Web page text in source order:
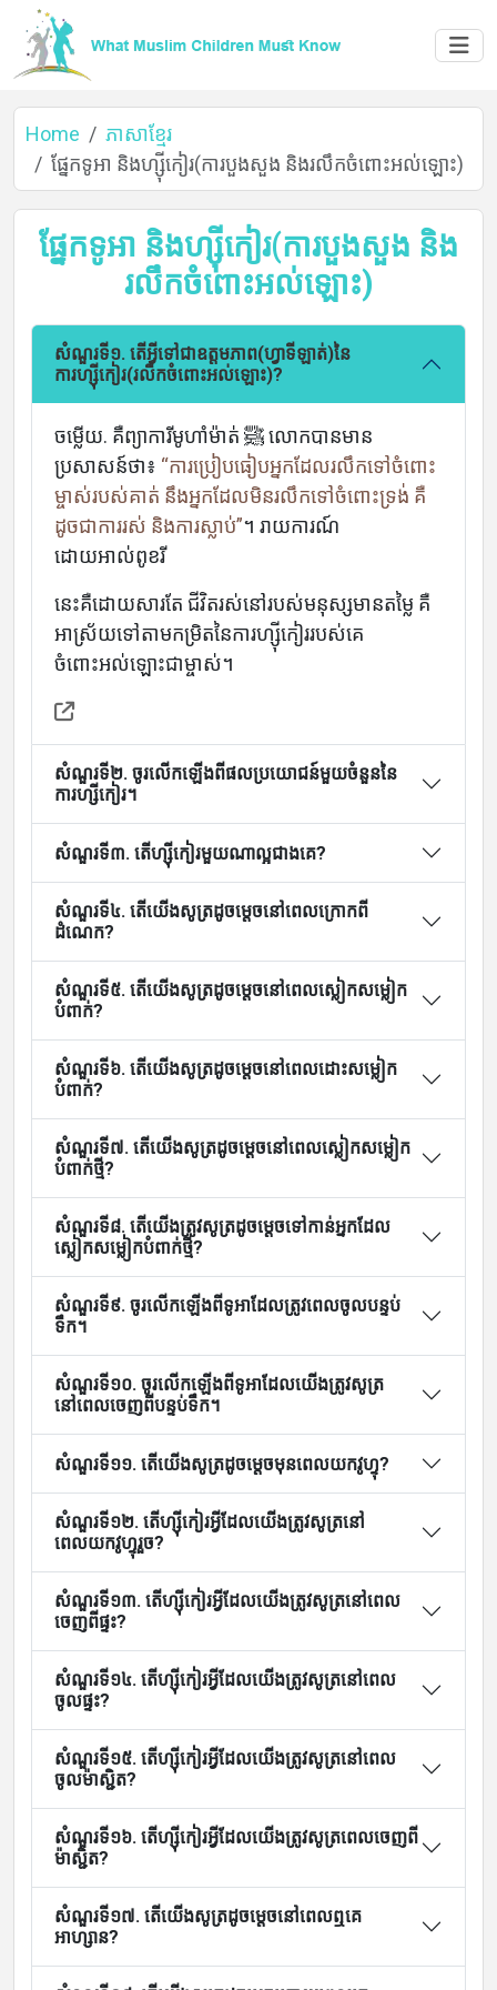
Home
About
Languages
Home
ភាសាខ្មែរ
ផ្នែកទូអា និងហ្ស៊ីកៀរ(ការបួងសួង និងរលឹកចំពោះអល់ឡោះ)
ផ្នែកទូអា និងហ្ស៊ីកៀរ(ការបួងសួង និង
រលឹកចំពោះអល់ឡោះ)
សំណួរទី១. តើអ្វីទៅជាឧត្តមភាព(ហ្វាទីឡាត់)នៃ
ការហ្ស៊ីកៀរ(រលឹកចំពោះអល់ឡោះ)?
ចម្លើយ. គឺព្យាការីមូហាំម៉ាត់ ﷺ លោកបានមាន
ប្រសាសន៍ថា៖ “ការប្រៀបធៀបអ្នកដែលរលឹកទៅចំពោះ
ម្ចាស់របស់គាត់ នឹងអ្នកដែលមិនរលឹកទៅចំពោះទ្រង់ គឺ
ដូចជាការរស់ និងការស្លាប់”។ រាយការណ៍
ដោយអាល់ពូខរី
នេះគឺដោយសារតែ ជីវិតរស់នៅរបស់មនុស្សមានតម្លៃ គឺ
អាស្រ័យទៅតាមកម្រិតនៃការហ្ស៊ីកៀររបស់គេ
ចំពោះអល់ឡោះជាម្ចាស់។
សំណួរទី២. ចូរលើកឡើងពីផលប្រយោជន៍មួយចំនួននៃ
ការហ្សីកៀរ។
សំណួរទី៣. តើហ្ស៊ីកៀរមួយណាល្អជាងគេ?
សំណួរទី៤. តើយើងសូត្រដូចម្តេចនៅពេលក្រោកពី
ដំណេក?
សំណួរទី៥. តើយើងសូត្រដូចម្តេចនៅពេលស្លៀកសម្លៀក
បំពាក់?
សំណួរទី៦. តើយើងសូត្រដូចម្តេចនៅពេលដោះសម្លៀក
បំពាក់?
សំណួរទី៧. តើយើងសូត្រដូចម្តេចនៅពេលស្លៀកសម្លៀក
បំពាក់ថ្មី?
សំណួរទី៨. តើយើងត្រូវសូត្រដូចម្តេចទៅកាន់អ្នកដែល
ស្លៀកសម្លៀកបំពាក់ថ្មី?
សំណួរទី៩. ចូរលើកឡើងពីទូអាដែលត្រូវពេលចូលបន្ទប់
ទឹក។
សំណួរទី១០. ចូរលើកឡើងពីទូអាដែលយើងត្រូវសូត្រ
នៅពេលចេញពីបន្ទប់ទឹក។
សំណួរទី១១. តើយើងសូត្រដូចម្តេចមុនពេលយកវូហ្ទុ?
សំណួរទី១២. តើហ្ស៊ីកៀរអ្វីដែលយើងត្រូវសូត្រនៅ
ពេលយកវូហ្ទុរួច?
សំណួរទី១៣. តើហ្ស៊ីកៀរអ្វីដែលយើងត្រូវសូត្រនៅពេល
ចេញពីផ្ទះ?
សំណួរទី១៤. តើហ្ស៊ីកៀរអ្វីដែលយើងត្រូវសូត្រនៅពេល
ចូលផ្ទះ?
សំណួរទី១៥. តើហ្ស៊ីកៀរអ្វីដែលយើងត្រូវសូត្រនៅពេល
ចូលម៉ាស្ជិត?
សំណួរទី១៦. តើហ្ស៊ីកៀរអ្វីដែលយើងត្រូវសូត្រពេលចេញពី
ម៉ាស្ជិត?
សំណួរទី១៧. តើយើងសូត្រដូចម្តេចនៅពេលឮគេ
អាហ្សាន?